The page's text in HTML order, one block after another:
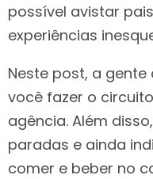
possível avistar
experiências
Neste post, a
você fazer o
agência. Além
paradas e ainda
comer e beber no